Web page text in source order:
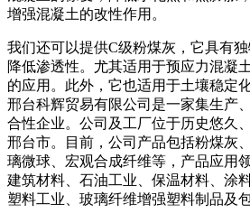
增强混凝土的改性作用。
我们还可以提供C级粉煤灰，它具有
降低渗透性。尤其适用于预应力混凝
的应用。此外，它也适用于土壤稳定化
邢台科辉贸易有限公司是一家集生产
合性企业。公司及工厂位于历史悠久
邢台市。目前，公司产品包括粉煤灰
璃微球、宏观合成纤维等，产品应用
建筑材料、石油工业、保温材料、涂
塑料工业、玻璃纤维增​​强塑料制品及